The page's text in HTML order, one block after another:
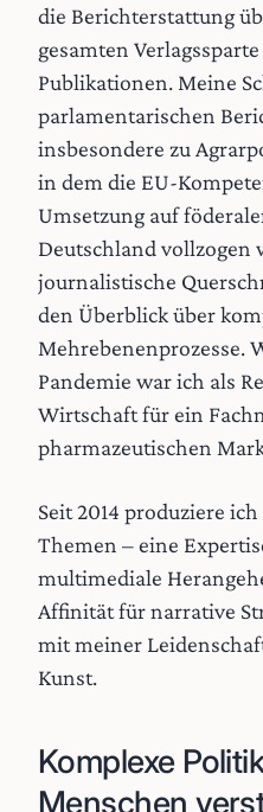
die Berichterstattung
gesamten
Publikationen. Meine
parlamentarischen
insbesondere zu
in dem die EU-
Umsetzung auf
Deutschland vollzogen
journalistische
den Überblick über
Mehrebenenprozesse.
Pandemie war ich als
Wirtschaft für ein
pharmazeutischen
Seit 2014 produziere
Themen – eine
multimediale
Affinität für narrative
mit meiner
Kunst.
Komplexe
Menschen